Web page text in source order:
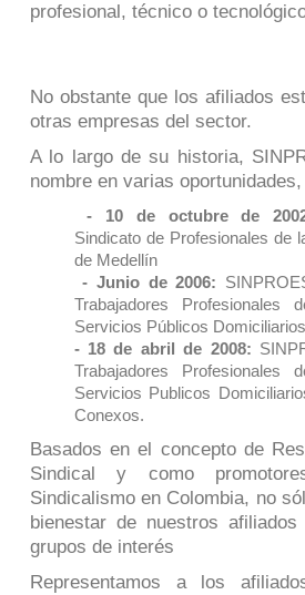
profesional, técnico o
No obstante que los afiliados
otras empresas del sector.
A lo largo de su historia,
nombre en varias
- 10 de octubre de
Sindicato de Profesionales de
de Medellín
- Junio de 2006:
Trabajadores
Servicios Públicos
- 18 de abril de 2008:
Trabajadores
Servicios Publicos
Conexos.
Basados en el concepto de
Sindical y como
Sindicalismo en Colombia, no
bienestar de nuestros
grupos de interés
Representamos a los